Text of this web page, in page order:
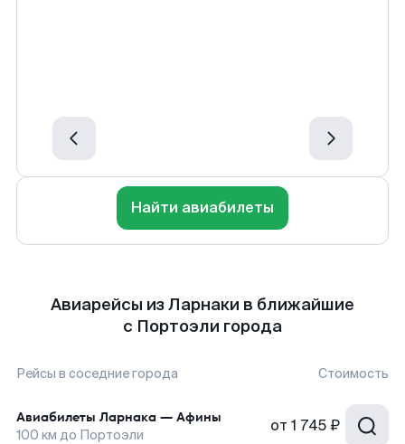
Найти авиабилеты
Авиарейсы из Ларнаки в ближайшие
с Портоэли города
Рейсы в соседние города Стоимость
Авиабилеты Ларнака — Афины
100 км до Портоэли от 1 745 ₽